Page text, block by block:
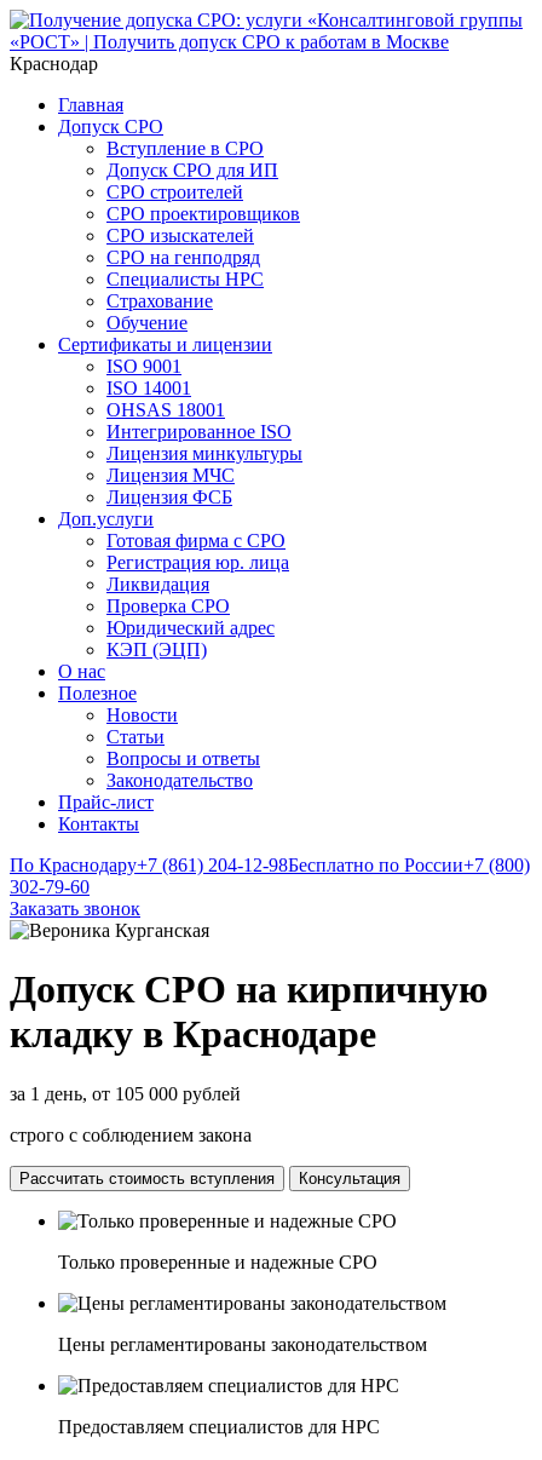
Краснодар
Главная
Допуск СРО
Вступление в СРО
Допуск СРО для ИП
СРО строителей
СРО проектировщиков
СРО изыскателей
СРО на генподряд
Специалисты НРС
Страхование
Обучение
Сертификаты и лицензии
ISO 9001
ISO 14001
OHSAS 18001
Интегрированное ISO
Лицензия минкультуры
Лицензия МЧС
Лицензия ФСБ
Доп.услуги
Готовая фирма с СРО
Регистрация юр. лица
Ликвидация
Проверка СРО
Юридический адрес
КЭП (ЭЦП)
О нас
Полезное
Новости
Статьи
Вопросы и ответы
Законодательство
Прайс-лист
Контакты
По Краснодару+7 (861) 204-12-98Бесплатно по России+7 (800)
302-79-60
Заказать звонок
Допуск СРО на кирпичную
кладку в Краснодаре
за 1 день, от 105 000 рублей
строго с соблюдением закона
Рассчитать стоимость вступления Консультация
Только проверенные и надежные СРО
Цены регламентированы законодательством
Предоставляем специалистов для НРС